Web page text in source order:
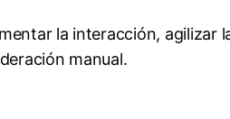
la interacción, agilizar
manual.